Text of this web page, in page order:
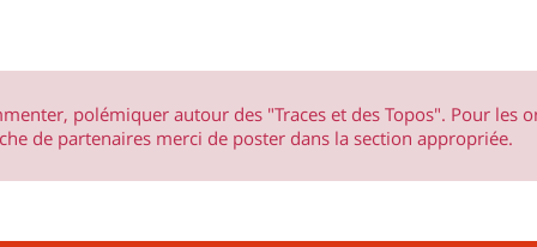
polémiquer autour des "Traces et des Topos". Pour les
de partenaires merci de poster dans la section appropriée.